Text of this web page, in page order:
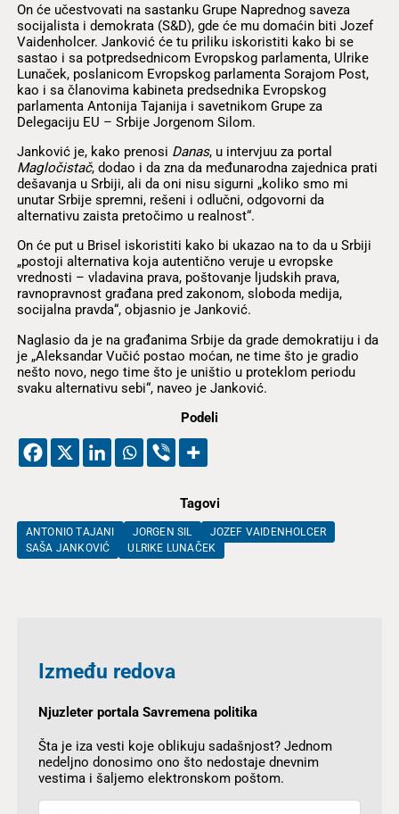
On će učestvovati na sastanku Grupe Naprednog saveza
socijalista i demokrata (S&D), gde će mu domaćin biti Jozef
Vaidenholcer. Janković će tu priliku iskoristiti kako bi se
sastao i sa potpredsednicom Evropskog parlamenta, Ulrike
Lunaček, poslanicom Evropskog parlamenta Sorajom Post,
kao i sa članovima kabineta predsednika Evropskog
parlamenta Antonija Tajanija i savetnikom Grupe za
Delegaciju EU – Srbije Jorgenom Silom.
Janković je, kako prenosi Danas, u intervjuu za portal
Magločistač, dodao i da zna da međunarodna zajednica prati
dešavanja u Srbiji, ali da oni nisu sigurni „koliko smo mi
unutar Srbije spremni, rešeni i odlučni, odgovorni da
alternativu zaista pretočimo u realnost“.
On će put u Brisel iskoristiti kako bi ukazao na to da u Srbiji
„postoji alternativa koja autentično veruje u evropske
vrednosti – vladavina prava, poštovanje ljudskih prava,
ravnopravnost građana pred zakonom, sloboda medija,
socijalna pravda“, objasnio je Janković.
Naglasio da je na građanima Srbije da grade demokratiju i da
je „Aleksandar Vučić postao moćan, ne time što je gradio
nešto novo, nego time što je uništio u proteklom periodu
svaku alternativu sebi“, naveo je Janković.
Podeli
Tagovi
ANTONIO TAJANI JORGEN SIL
JOZEF VAIDENHOLCER
SAŠA JANKOVIĆ
ULRIKE LUNAČEK
Između redova
Njuzleter portala Savremena politika
Šta je iza vesti koje oblikuju sadašnjost? Jednom
nedeljno donosimo ono što nedostaje dnevnim
vestima i šaljemo elektronskom poštom.